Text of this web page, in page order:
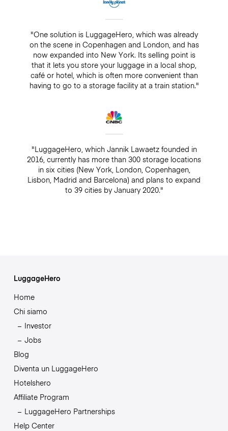
"One solution is LuggageHero, which was already
on the scene in Copenhagen and London, and has
now expanded into New York. Its selling point is
that it lets you store your luggage in a local shop,
café or hotel, which is often more convenient than
having to go to a storage facility at a train station."
"LuggageHero, which Jannik Lawaetz founded in
2016, currently has more than 300 storage locations
in six cities (New York, London, Copenhagen,
Lisbon, Madrid and Barcelona) and plans to expand
to 39 cities by January 2020."
LuggageHero
Home
Chi siamo
Investor
Jobs
Blog
Diventa un LuggageHero
Hotelshero
Affiliate Program
LuggageHero Partnerships
Help Center